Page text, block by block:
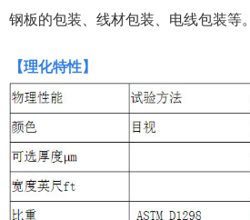
钢板的包装、线材包装、电线包装等。
【理化特性】